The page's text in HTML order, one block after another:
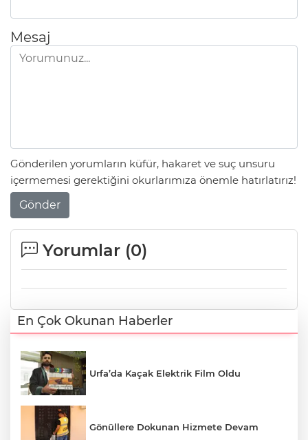
Mesaj
Gönderilen yorumların küfür, hakaret ve suç unsuru
içermemesi gerektiğini okurlarımıza önemle hatırlatırız!
Gönder
Yorumlar (0)
En Çok Okunan Haberler
Urfa’da Kaçak Elektrik Film Oldu
Gönüllere Dokunan Hizmete Devam